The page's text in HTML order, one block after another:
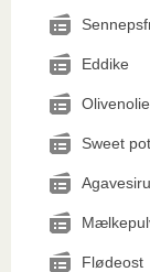
Eddike
Olivenolie
Sweet
Flødeost